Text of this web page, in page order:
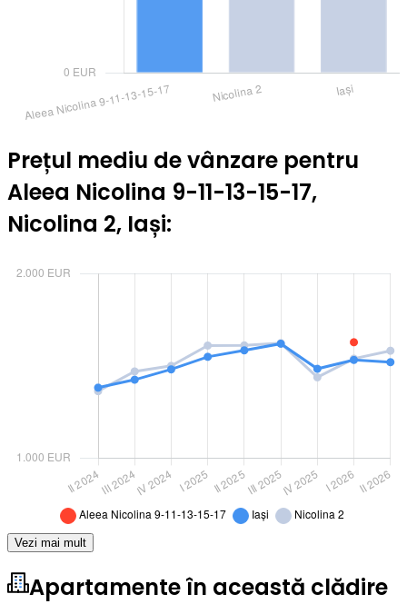
Prețul mediu de vânzare pentru
Aleea Nicolina 9-11-13-15-17,
Nicolina 2, Iași:
Vezi mai mult
Apartamente în această clădire